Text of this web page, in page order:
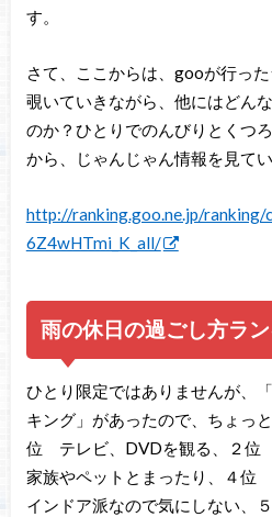
す。
さて、ここからは、gooが行っ
覗いていきながら、他にはどん
のか？ひとりでのんびりとくつ
から、じゃんじゃん情報を見て
http://ranking.goo.ne.jp/
6Z4wHTmi_K_all/
雨の休日の過ごし方ラ
ひとり限定ではありませんが、
キング」があったので、ちょっ
位 テレビ、DVDを観る、２
家族やペットとまったり、４位
インドア派なので気にしない、